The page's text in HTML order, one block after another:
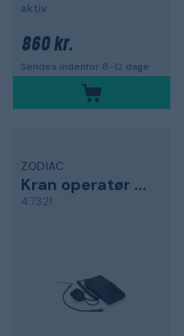
aktiv
860 kr.
Sendes indenfor 8-12 dage
ZODIAC
Kran operatør pakke
47321